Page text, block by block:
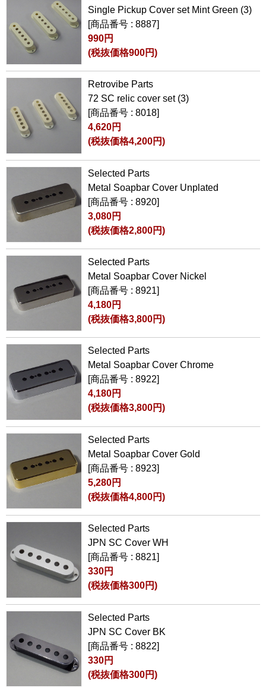
Single Pickup Cover set Mint Green (3)
[商品番号 : 8887]
990円
(税抜価格900円)
Retrovibe Parts
72 SC relic cover set (3)
[商品番号 : 8018]
4,620円
(税抜価格4,200円)
Selected Parts
Metal Soapbar Cover Unplated
[商品番号 : 8920]
3,080円
(税抜価格2,800円)
Selected Parts
Metal Soapbar Cover Nickel
[商品番号 : 8921]
4,180円
(税抜価格3,800円)
Selected Parts
Metal Soapbar Cover Chrome
[商品番号 : 8922]
4,180円
(税抜価格3,800円)
Selected Parts
Metal Soapbar Cover Gold
[商品番号 : 8923]
5,280円
(税抜価格4,800円)
Selected Parts
JPN SC Cover WH
[商品番号 : 8821]
330円
(税抜価格300円)
Selected Parts
JPN SC Cover BK
[商品番号 : 8822]
330円
(税抜価格300円)